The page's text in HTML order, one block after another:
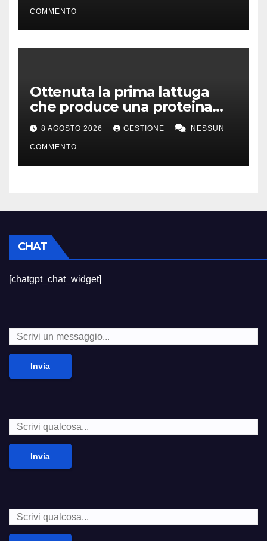
COMMENTO
Ottenuta la prima lattuga
che produce una proteina
chiave della carne
8 AGOSTO 2026 GESTIONE NESSUN
COMMENTO
CHAT
[chatgpt_chat_widget]
Invia
Invia